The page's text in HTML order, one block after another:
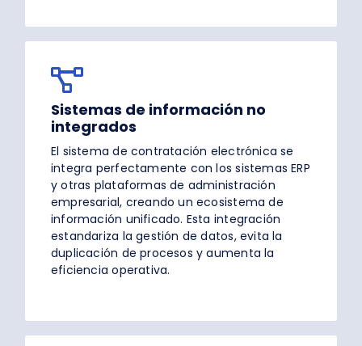
Sistemas de información no
integrados
El sistema de contratación electrónica se
integra perfectamente con los sistemas ERP
y otras plataformas de administración
empresarial, creando un ecosistema de
información unificado. Esta integración
estandariza la gestión de datos, evita la
duplicación de procesos y aumenta la
eficiencia operativa.